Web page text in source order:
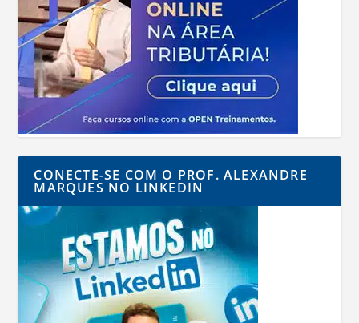
CONECTE-SE COM O PROF. ALEXANDRE
MARQUES NO LINKEDIN